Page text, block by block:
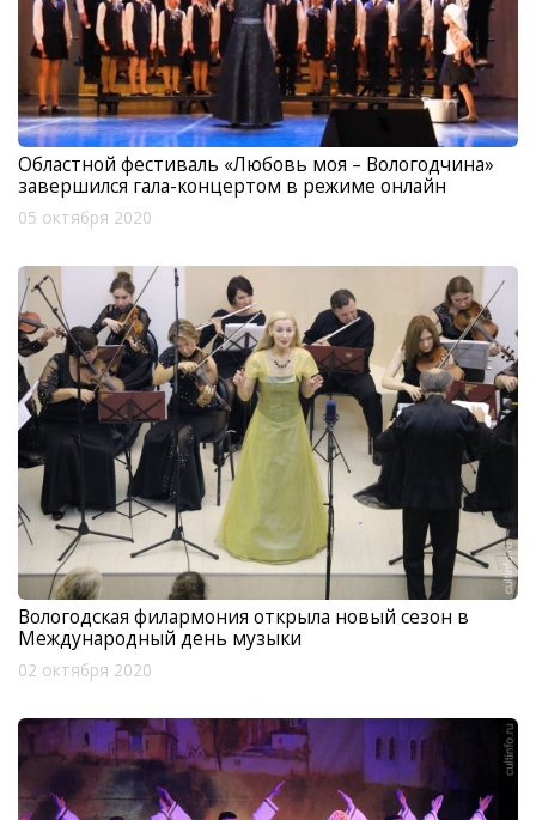
Областной фестиваль «Любовь моя – Вологодчина»
завершился гала-концертом в режиме онлайн
05 октября 2020
Вологодская филармония открыла новый сезон в
Международный день музыки
02 октября 2020